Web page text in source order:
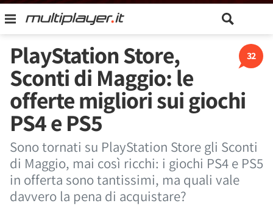
32
PlayStation Store,
Sconti di Maggio: le
offerte migliori sui giochi
PS4 e PS5
Sono tornati su PlayStation Store gli Sconti
di Maggio, mai così ricchi: i giochi PS4 e PS5
in offerta sono tantissimi, ma quali vale
davvero la pena di acquistare?